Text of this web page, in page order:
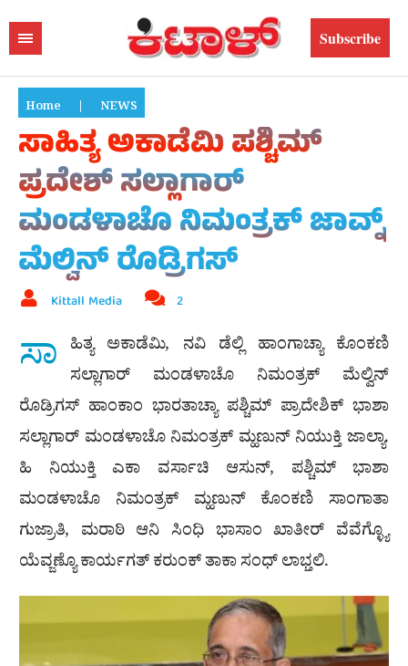
Subscribe
Home | NEWS
ಸಾಹಿತ್ಯ ಅಕಾಡೆಮಿ ಪಶ್ಚಿಮ್
ಪ್ರದೇಶ್ ಸಲ್ಲಾಗಾರ್
ಮಂಡಳಾಚೊ ನಿಮಂತ್ರಕ್ ಜಾವ್ನ್
ಮೆಲ್ವಿನ್ ರೊಡ್ರಿಗಸ್
Kittall Media 2
ಸಾ ಹಿತ್ಯ ಅಕಾಡೆಮಿ, ನವಿ ಡೆಲ್ಲಿ ಹಾಂಗಾಚ್ಯಾ ಕೊಂಕಣಿ
ಸಲ್ಲಾಗಾರ್ ಮಂಡಳಾಚೊ ನಿಮಂತ್ರಕ್ ಮೆಲ್ವಿನ್
ರೊಡ್ರಿಗಸ್ ಹಾಂಕಾಂ ಭಾರತಾಚ್ಯಾ ಪಶ್ಚಿಮ್ ಪ್ರಾದೇಶಿಕ್ ಭಾಶಾ
ಸಲ್ಲಾಗಾರ್ ಮಂಡಳಾಚೊ ನಿಮಂತ್ರಕ್ ಮ್ಹಣುನ್ ನಿಯುಕ್ತಿ ಜಾಲ್ಯಾ.
ಹಿ ನಿಯುಕ್ತಿ ಎಕಾ ವರ್ಸಾಚಿ ಆಸುನ್, ಪಶ್ಚಿಮ್ ಭಾಶಾ
ಮಂಡಳಾಚೊ ನಿಮಂತ್ರಕ್ ಮ್ಹಣುನ್ ಕೊಂಕಣಿ ಸಾಂಗಾತಾ
ಗುಜ್ರಾತಿ, ಮರಾಠಿ ಆನಿ ಸಿಂಧಿ ಭಾಸಾಂ ಖಾತೀರ್ ವೆವೆಗ್ಳ್ಯೊ
ಯೆವ್ಜಣ್ಯೊ ಕಾರ್ಯಗತ್ ಕರುಂಕ್ ತಾಕಾ ಸಂಧ್ ಲಾಭ್ತಲಿ.